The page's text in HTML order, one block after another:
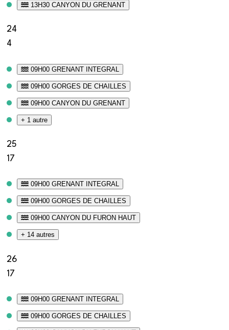
13H30 CANYON DU GRENANT
24
4
09H00 GRENANT INTEGRAL
09H00 GORGES DE CHAILLES
09H00 CANYON DU GRENANT
+ 1 autre
25
17
09H00 GRENANT INTEGRAL
09H00 GORGES DE CHAILLES
09H00 CANYON DU FURON HAUT
+ 14 autres
26
17
09H00 GRENANT INTEGRAL
09H00 GORGES DE CHAILLES